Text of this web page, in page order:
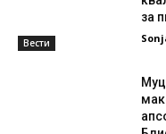
Вести
за